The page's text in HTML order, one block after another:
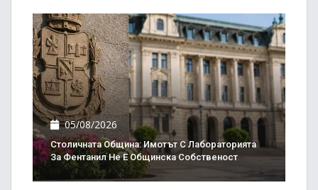
05/08/2026
Столичната Община: Имотът С Лабораторията
За Фентанил Не Е Общинска Собственост